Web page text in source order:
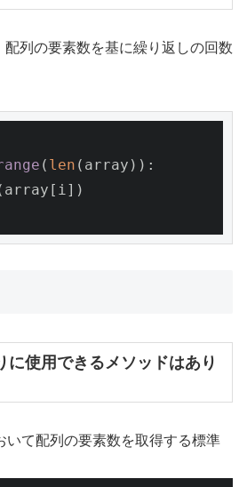
配列の要素数を基に繰り返しの回数
( len (array)):
に使用できるメソッドはあり
いて配列の要素数を取得する標準